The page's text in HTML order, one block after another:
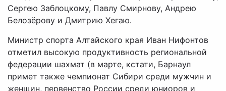
Сергею Заблоцкому, Павлу Смирнову, Андрею
Белозёрову и Дмитрию Хегаю.
Министр спорта Алтайского края Иван Нифонтов
отметил высокую продуктивность региональной
федерации шахмат (в марте, кстати, Барнаул
примет также чемпионат Сибири среди мужчин и
женщин, первенство России среди юниоров и